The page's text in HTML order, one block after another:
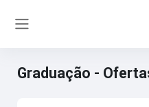
Graduação -